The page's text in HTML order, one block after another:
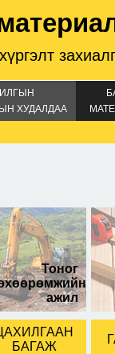
ХУДАЛДАА
Тоног
ажил
БАГАЖ